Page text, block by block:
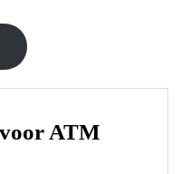
ATM